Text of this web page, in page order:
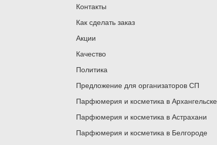
Контакты
Как сделать заказ
Акции
Качество
Политика
Предложение для организаторов СП
Парфюмерия и косметика в Архангельске
Парфюмерия и косметика в Астрахани
Парфюмерия и косметика в Белгороде